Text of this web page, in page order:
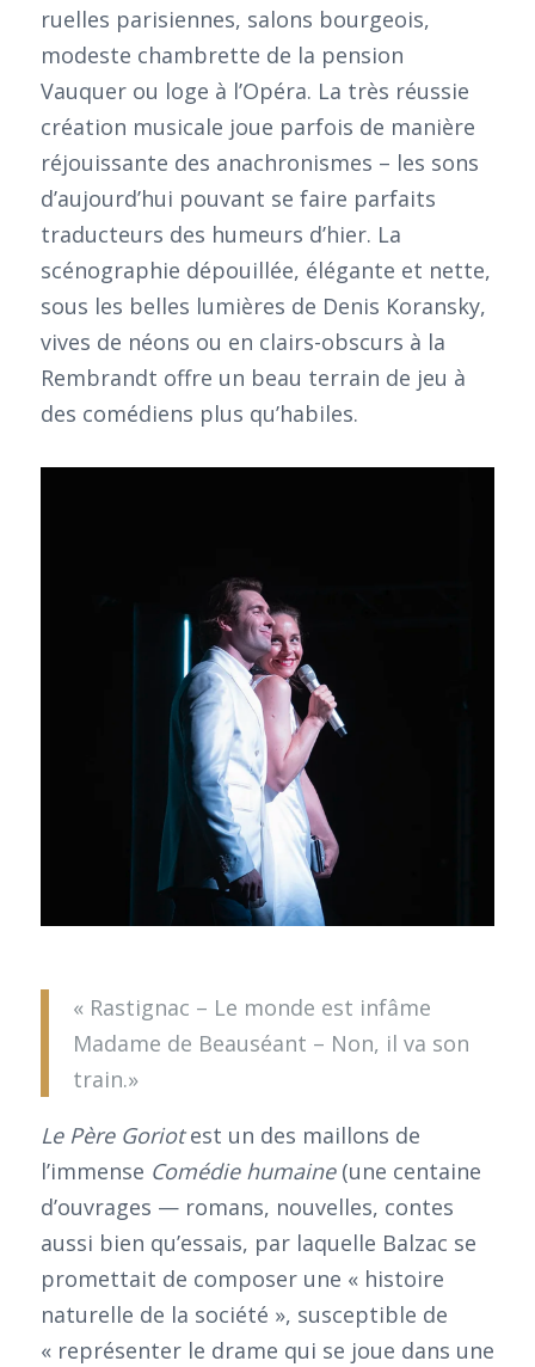
ruelles parisiennes, salons bourgeois,
modeste chambrette de la pension
Vauquer ou loge à l’Opéra. La très réussie
création musicale joue parfois de manière
réjouissante des anachronismes – les sons
d’aujourd’hui pouvant se faire parfaits
traducteurs des humeurs d’hier. La
scénographie dépouillée, élégante et nette,
sous les belles lumières de Denis Koransky,
vives de néons ou en clairs-obscurs à la
Rembrandt offre un beau terrain de jeu à
des comédiens plus qu’habiles.
« Rastignac – Le monde est infâme
Madame de Beauséant – Non, il va son
train.»
Le Père Goriotest un des maillons de
l’immense Comédie humaine(une centaine
d’ouvrages — romans, nouvelles, contes
aussi bien qu’essais, par laquelle Balzac se
promettait de composer une « histoire
naturelle de la société », susceptible de
« représenter le drame qui se joue dans une